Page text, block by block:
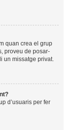
quan crea el grup
proveu de posar-
un missatge privat.
d’usuaris per fer